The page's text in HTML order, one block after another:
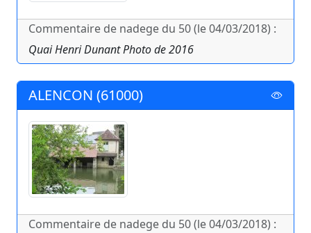
Commentaire de nadege du 50 (le 04/03/2018) :
Quai Henri Dunant Photo de 2016
ALENCON (61000)
Commentaire de nadege du 50 (le 04/03/2018) :